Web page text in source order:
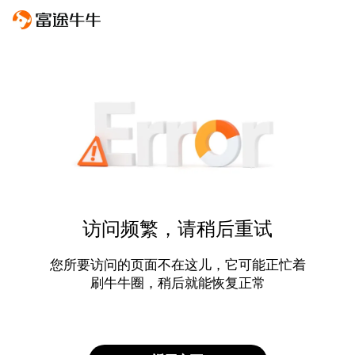
访问频繁，请稍后重试
您所要访问的页面不在这儿，它可能正忙着
刷牛牛圈，稍后就能恢复正常